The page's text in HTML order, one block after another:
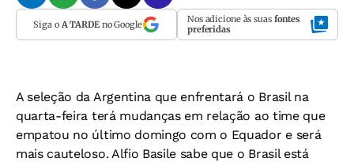
Siga o A TARDEno Google Nos adicione às suas fontes
preferidas
A seleção da Argentina que enfrentará o Brasil na
quarta-feira terá mudanças em relação ao time que
empatou no último domingo com o Equador e será
mais cauteloso. Alfio Basile sabe que o Brasil está